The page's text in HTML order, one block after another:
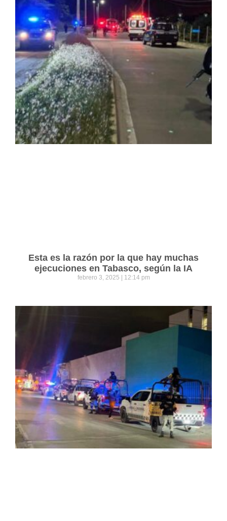
Esta es la razón por la que hay muchas
ejecuciones en Tabasco, según la IA
febrero 3, 2025 12:14 pm